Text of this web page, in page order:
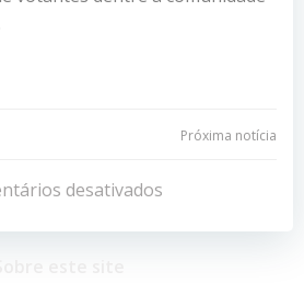
Navegação
de
Post
Próxima notícia
desativados